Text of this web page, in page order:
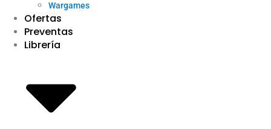
Wargames
Ofertas
Preventas
Librería